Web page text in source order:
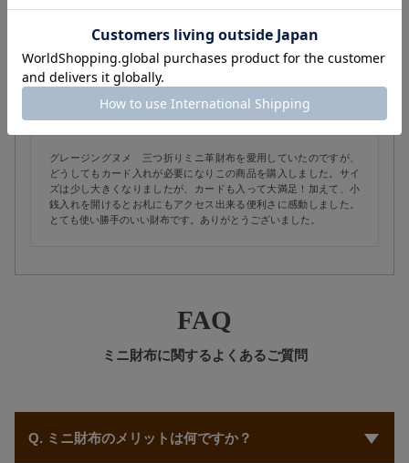
購入者
60代
steps 1
グレージングヌメ 三つ折りミニ革財布を愛用していたのですが、
どうしてもカード入れが必要になりこの商品を購入しました。サイ
ズは少し大きくなりましたが、カードも入って大満足！加えて、小
銭入れを開けるとお札にもアクセス出来る便利さに感動しました。
とても使い勝手のいい財布です。ありがとうございました。
FAQ
ミニ財布に関するよくあるご質問
Q. ミニ財布のメリットは何ですか？